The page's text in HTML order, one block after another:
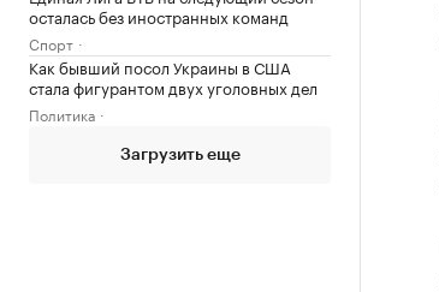
осталась без иностранных команд
Спорт
Как бывший посол Украины в США
стала фигурантом двух уголовных дел
Политика
Загрузить еще